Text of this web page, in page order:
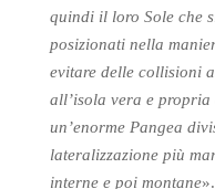
quindi il loro Sole che
posizionati nella
evitare delle collisioni
all’isola vera e
un’enorme Pangea
lateralizzazione più
interne e poi montane».